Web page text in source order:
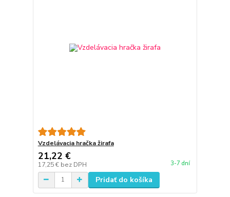
Vzdelávacia hračka žirafa
21,22 €
17,25 € bez DPH 3-7 dní
Pridať do košíka